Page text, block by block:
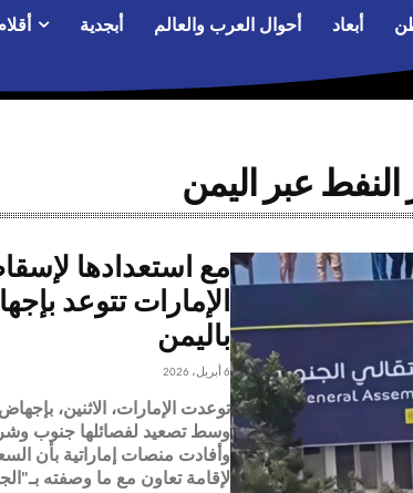
أبعاد أحوال العرب والعالم أبجدية
عبر اليمن
مع استعدادها
الإمارات تتوعد
باليمن
6 أبريل، 2026
توعدت الإمارات، الاثنين،
وأفادت منصات إماراتية بأن
لإقامة تعاون مع ما وصفته